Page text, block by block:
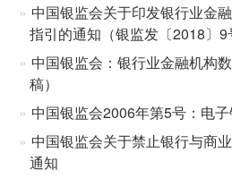
中国银监会关于印发银行业金
指引的通知（银监发〔2018〕9
中国银监会：银行业金融机构
稿）
中国银监会2006年第5号：电
中国银监会关于禁止银行与商
通知